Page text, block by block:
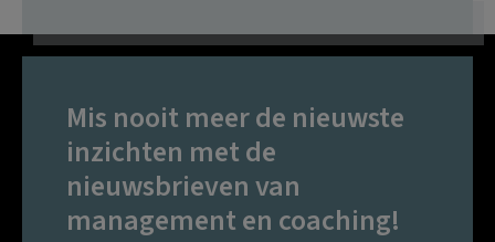
Mis nooit meer de nieuwste
inzichten met de
nieuwsbrieven van
management en coaching!